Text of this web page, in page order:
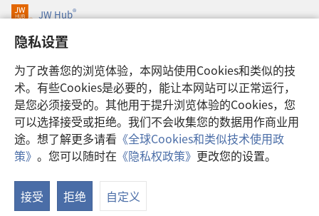
隐私设置
为了改善您的浏览体验，本网站使用Cookies和类似的技
术。有些Cookies是必要的，能让本网站可以正常运行，
是您必须接受的。其他用于提升浏览体验的Cookies，您
可以选择接受或拒绝。我们不会收集您的数据用作商业用
途。想了解更多请看 《全球Cookies和类似技术使用政
策》 。您可以随时在 《隐私权政策》 更改您的设置。
接受 拒绝 自定义
口）
开
新
口）
JW Hub®
（打
开
新
窗
口）
JW Library®
Watchtower Library
Copyright© 2026 Watch Tower Bible and Tract Society of Pennsylvania.
使用条款|隐私权政策| 隐私设置